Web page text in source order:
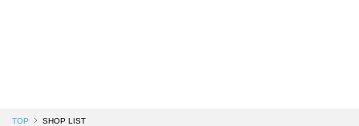
TOP SHOP LIST